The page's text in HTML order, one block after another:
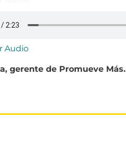
Audio
gerente de Promueve Más.